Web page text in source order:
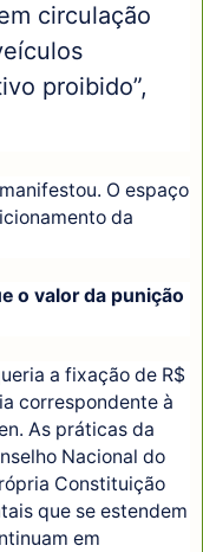
circulação
proibido”,
O espaço
da
o valor da punição
a fixação de R$
correspondente à
As práticas da
Nacional do
Constituição
que se estendem
em